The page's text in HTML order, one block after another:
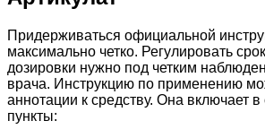
Придерживаться официальной
максимально четко. Регулировать
дозировки нужно под четким
врача. Инструкцию по применению
аннотации к средству. Она включает
пункты: